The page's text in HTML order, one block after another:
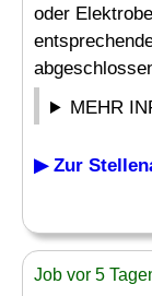
oder
MEHR
▶ Zur
Job vor 5